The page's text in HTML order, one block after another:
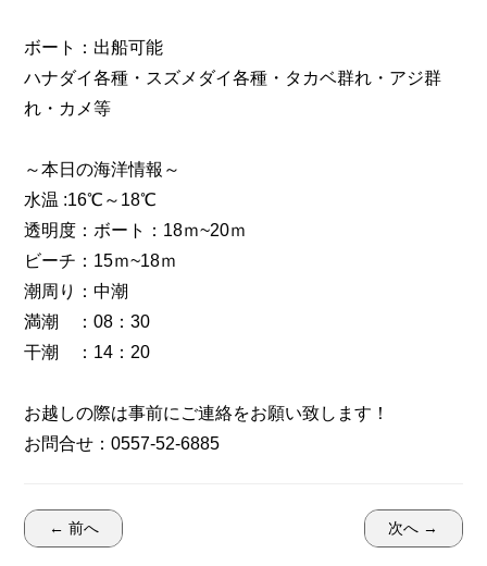
ボート：出船可能
ハナダイ各種・スズメダイ各種・タカベ群れ・アジ群
れ・カメ等
～本日の海洋情報～
水温 :16℃～18℃
透明度：ボート：18ｍ~20ｍ
ビーチ：15ｍ~18ｍ
潮周り：中潮
満潮 ：08：30
干潮 ：14：20
お越しの際は事前にご連絡をお願い致します！
お問合せ：0557-52-6885
← 前へ 次へ →